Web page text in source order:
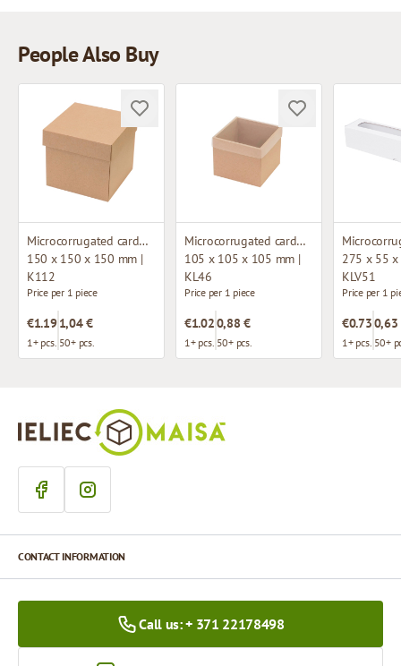
People Also Buy
Microcorrugated cardboard box
150 x 150 x 150 mm |
K112
Price per 1 piece
€1.19
1+ pcs.
1,04 €
50+ pcs.
Microcorrugated cardboard box with window
105 x 105 x 105 mm |
KL46
Price per 1 piece
€1.02
1+ pcs.
0,88 €
50+ pcs.
275 x 55
KLV51
Price per 1
€0.73
1+ pcs.
0,63
50+
CONTACT INFORMATION
Call us: + 371 22178498